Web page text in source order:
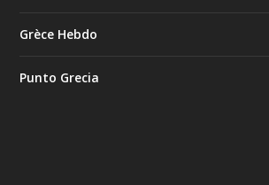
Grèce Hebdo
Punto Grecia